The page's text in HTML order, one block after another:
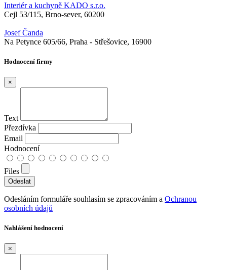
Interiér a kuchyně KADO s.r.o.
Cejl 53/115, Brno-sever, 60200
Josef Čanda
Na Petynce 605/66, Praha - Střešovice, 16900
Hodnocení firmy
×
Text
Přezdívka
Email
Hodnocení
Files
Odesláním formuláře souhlasím se zpracováním a Ochranou
osobních údajů
Nahlášení hodnocení
×